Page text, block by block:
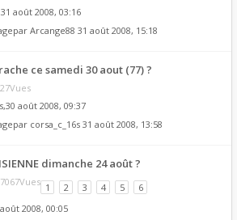
août 2008, 03:16
Arcange88 31 août 2008, 15:18
ce samedi 30 aout (77) ?
,30 août 2008, 09:37
corsa_c_16s 31 août 2008, 13:58
dimanche 24 août ?
1 2 3 4 5
6
2008, 00:05